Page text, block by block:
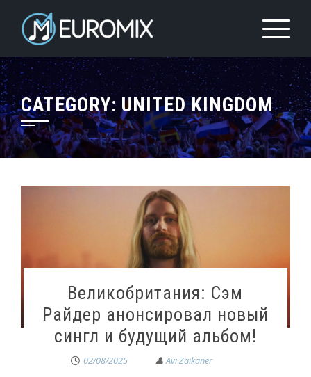
CATEGORY:UNITED KINGDOM
Великобритания: Сэм
Райдер анонсировал новый
сингл и будущий альбом!
02/08/2025